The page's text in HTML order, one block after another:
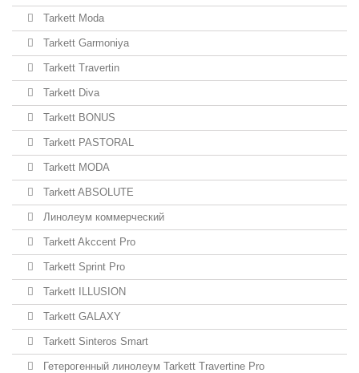
Tarkett Moda
Tarkett Garmoniya
Tarkett Travertin
Tarkett Diva
Tarkett BONUS
Tarkett PASTORAL
Tarkett MODA
Tarkett ABSOLUTE
Линолеум коммерческий
Tarkett Akccent Pro
Tarkett Sprint Pro
Tarkett ILLUSION
Tarkett GALAXY
Tarkett Sinteros Smart
Гетерогенный линолеум Tarkett Travertine Pro